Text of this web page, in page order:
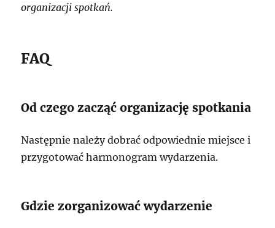
organizacji spotkań.
FAQ
Od czego zacząć organizację spotkania
Następnie należy dobrać odpowiednie miejsce i
przygotować harmonogram wydarzenia.
Gdzie zorganizować wydarzenie